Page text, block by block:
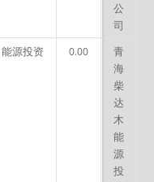
公
司
能源投资 0.00
青
海
柴
达
木
能
源
投